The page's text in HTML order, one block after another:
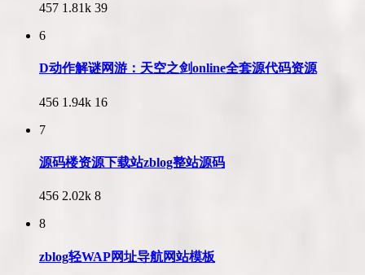
457 1.81k 39
6
D动作解谜网游：天空之剑online全套源代码资源
456 1.94k 16
7
源码楼资源下载站zblog整站源码
456 2.02k 8
8
zblog轻WAP网址导航网站模板